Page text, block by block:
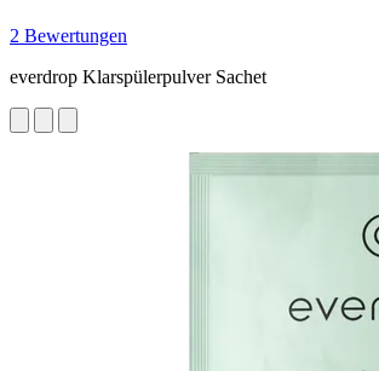
2 Bewertungen
everdrop Klarspülerpulver Sachet